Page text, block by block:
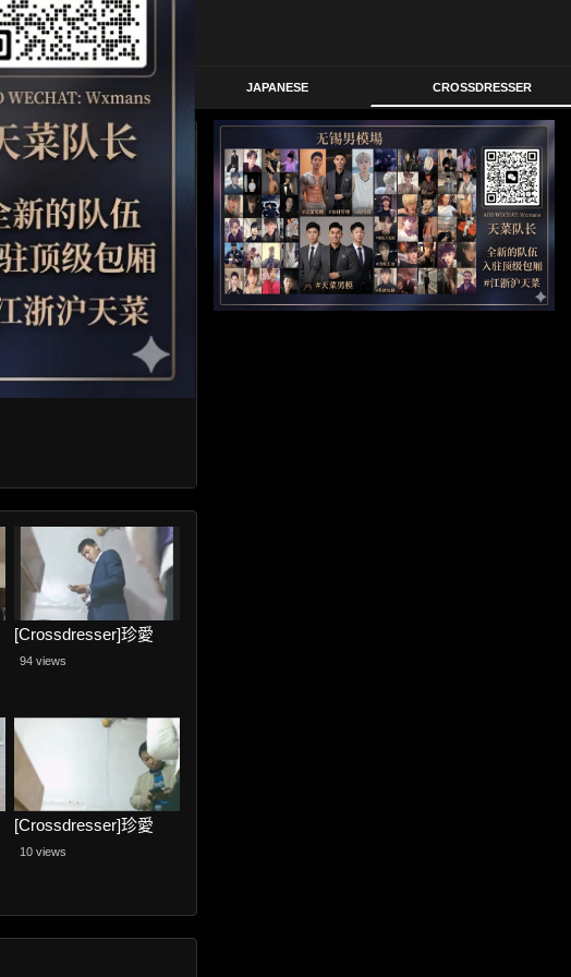
JAPANESE CROSSDRESSER
[Crossdresser]珍愛
94 views
[Crossdresser]珍愛
10 views